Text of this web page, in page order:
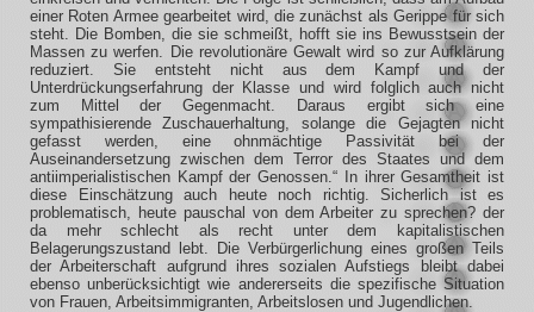
einer Roten Armee gearbeitet wird, die zunächst als Gerippe für sich
steht. Die Bomben, die sie schmeißt, hofft sie ins Bewusstsein der
Massen zu werfen. Die revolutionäre Gewalt wird so zur Aufklärung
reduziert. Sie entsteht nicht aus dem Kampf und der
Unterdrückungserfahrung der Klasse und wird folglich auch nicht
zum Mittel der Gegenmacht. Daraus ergibt sich eine
sympathisierende Zuschauerhaltung, solange die Gejagten nicht
gefasst werden, eine ohnmächtige Passivität bei der
Auseinandersetzung zwischen dem Terror des Staates und dem
antiimperialistischen Kampf der Genossen.“ In ihrer Gesamtheit ist
diese Einschätzung auch heute noch richtig. Sicherlich ist es
problematisch, heute pauschal von dem Arbeiter zu sprechen? der
da mehr schlecht als recht unter dem kapitalistischen
Belagerungszustand lebt. Die Verbürgerlichung eines großen Teils
der Arbeiterschaft aufgrund ihres sozialen Aufstiegs bleibt dabei
ebenso unberücksichtigt wie andererseits die spezifische Situation
von Frauen, Arbeitsimmigranten, Arbeitslosen und Jugendlichen.